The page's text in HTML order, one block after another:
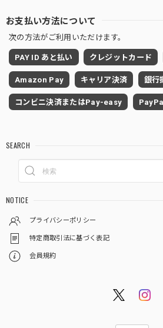
お支払い方法について
次の方法がご利用いただけます。
PAY ID あと払い クレジットカード
Amazon Pay キャリア決済 銀行
コンビニ決済またはPay-easy PayPal
SEARCH
NOTICE
プライバシーポリシー
特定商取引法に基づく表記
会員規約